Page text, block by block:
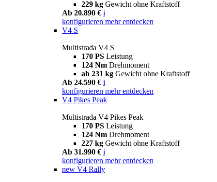
229 kg Gewicht ohne Kraftstoff
Ab 20.890 € i
konfigurieren mehr entdecken
V4 S
Multistrada V4 S
170 PS Leistung
124 Nm Drehmoment
ab 231 kg Gewicht ohne Kraftstoff
Ab 24.590 € i
konfigurieren mehr entdecken
V4 Pikes Peak
Multistrada V4 Pikes Peak
170 PS Leistung
124 Nm Drehmoment
227 kg Gewicht ohne Kraftstoff
Ab 31.990 € i
konfigurieren mehr entdecken
new V4 Rally